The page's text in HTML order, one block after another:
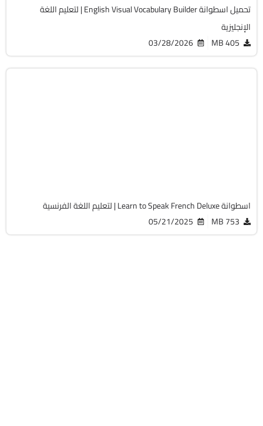
تحميل اسطوانة English Visual Vocabulary Builder | لتعليم اللغة
الإنجليزية
405 MB
03/28/2026
اسطوانة Learn to Speak French Deluxe | لتعليم اللغة الفرنسية
753 MB
05/21/2025